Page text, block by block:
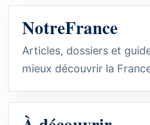
NotreFrance
Articles, dossiers et
mieux découvrir la